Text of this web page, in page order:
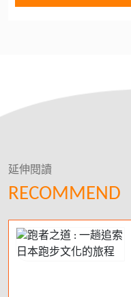
RECOMMEND
延伸閱讀